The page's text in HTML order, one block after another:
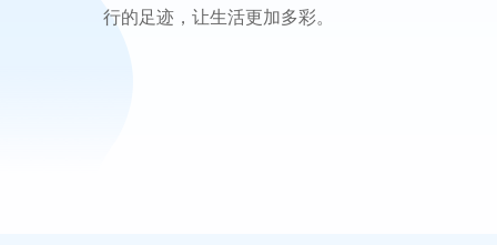
行的足迹，让生活更加多彩。